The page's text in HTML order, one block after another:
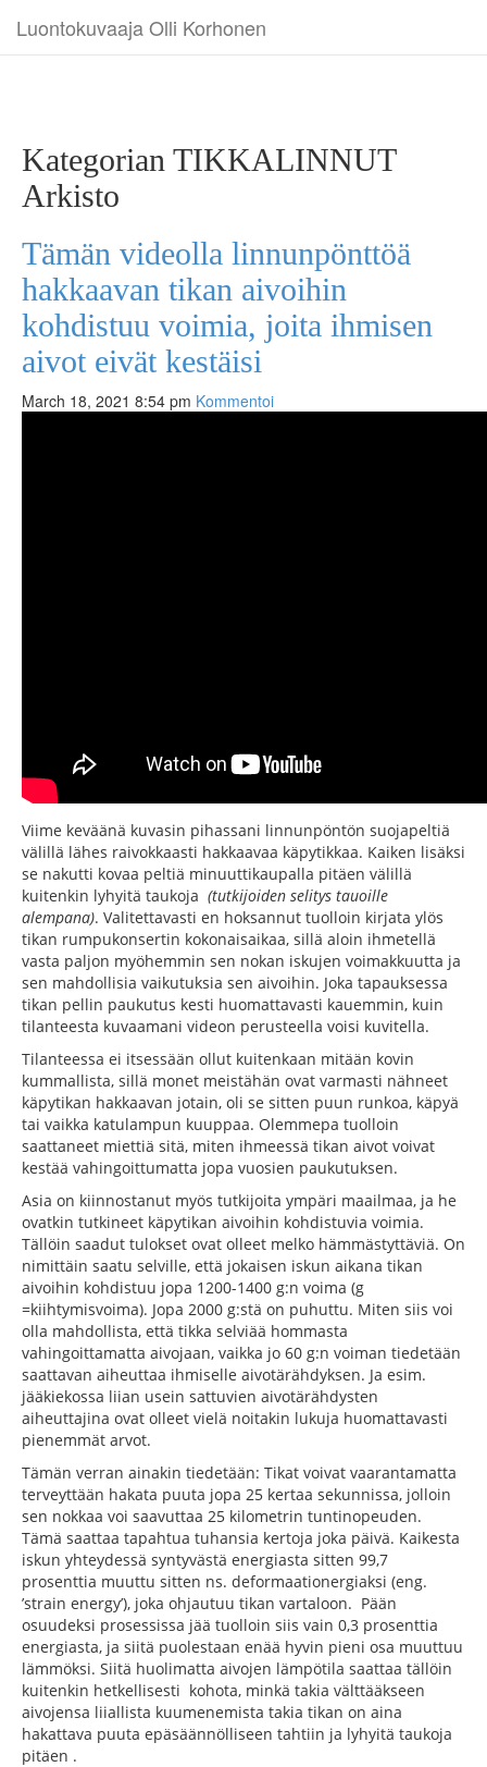
Luontokuvaaja Olli Korhonen
Kategorian TIKKALINNUT
Arkisto
Tämän videolla linnunpönttöä
hakkaavan tikan aivoihin
kohdistuu voimia, joita ihmisen
aivot eivät kestäisi
March 18, 2021 8:54 pm Kommentoi
Viime keväänä kuvasin pihassani linnunpöntön suojapeltiä
välillä lähes raivokkaasti hakkaavaa käpytikkaa. Kaiken lisäksi
se nakutti kovaa peltiä minuuttikaupalla pitäen välillä
kuitenkin lyhyitä taukoja (tutkijoiden selitys tauoille
alempana). Valitettavasti en hoksannut tuolloin kirjata ylös
tikan rumpukonsertin kokonaisaikaa, sillä aloin ihmetellä
vasta paljon myöhemmin sen nokan iskujen voimakkuutta ja
sen mahdollisia vaikutuksia sen aivoihin. Joka tapauksessa
tikan pellin paukutus kesti huomattavasti kauemmin, kuin
tilanteesta kuvaamani videon perusteella voisi kuvitella.
Tilanteessa ei itsessään ollut kuitenkaan mitään kovin
kummallista, sillä monet meistähän ovat varmasti nähneet
käpytikan hakkaavan jotain, oli se sitten puun runkoa, käpyä
tai vaikka katulampun kuuppaa. Olemmepa tuolloin
saattaneet miettiä sitä, miten ihmeessä tikan aivot voivat
kestää vahingoittumatta jopa vuosien paukutuksen.
Asia on kiinnostanut myös tutkijoita ympäri maailmaa, ja he
ovatkin tutkineet käpytikan aivoihin kohdistuvia voimia.
Tällöin saadut tulokset ovat olleet melko hämmästyttäviä. On
nimittäin saatu selville, että jokaisen iskun aikana tikan
aivoihin kohdistuu jopa 1200-1400 g:n voima (g
=kiihtymisvoima). Jopa 2000 g:stä on puhuttu. Miten siis voi
olla mahdollista, että tikka selviää hommasta
vahingoittamatta aivojaan, vaikka jo 60 g:n voiman tiedetään
saattavan aiheuttaa ihmiselle aivotärähdyksen. Ja esim.
jääkiekossa liian usein sattuvien aivotärähdysten
aiheuttajina ovat olleet vielä noitakin lukuja huomattavasti
pienemmät arvot.
Tämän verran ainakin tiedetään: Tikat voivat vaarantamatta
terveyttään hakata puuta jopa 25 kertaa sekunnissa, jolloin
sen nokkaa voi saavuttaa 25 kilometrin tuntinopeuden.
Tämä saattaa tapahtua tuhansia kertoja joka päivä. Kaikesta
iskun yhteydessä syntyvästä energiasta sitten 99,7
prosenttia muuttu sitten ns. deformaationergiaksi (eng.
’strain energy’), joka ohjautuu tikan vartaloon. Pään
osuudeksi prosessissa jää tuolloin siis vain 0,3 prosenttia
energiasta, ja siitä puolestaan enää hyvin pieni osa muuttuu
lämmöksi. Siitä huolimatta aivojen lämpötila saattaa tällöin
kuitenkin hetkellisesti kohota, minkä takia välttääkseen
aivojensa liiallista kuumenemista takia tikan on aina
hakattava puuta epäsäännölliseen tahtiin ja lyhyitä taukoja
pitäen .